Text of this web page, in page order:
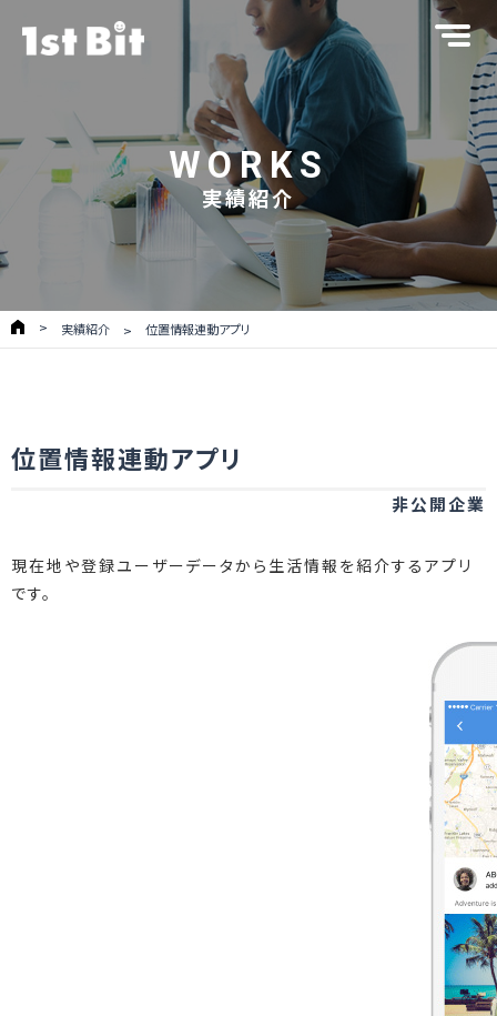
WORKS
実績紹介
実績紹介 位置情報連動アプリ
位置情報連動アプリ
非公開企業
現在地や登録ユーザーデータから生活情報を紹介するアプリ
です。